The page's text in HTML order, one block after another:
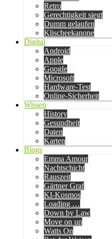
Retro
Gerechtigkeit siegt
Dumm gelaufen
Klischeekanone
Digital
Android
Apple
Google
Microsoft
Hardware-Test
Online-Sicherheit
Wissen
History
Gesundheit
Daten
Karten
Blogs
Emma Amour
Nachtschicht
Rauszeit
Gärtner Graf
KI-Kosmos
Loading …
Down by Law
Move on up
Watts On